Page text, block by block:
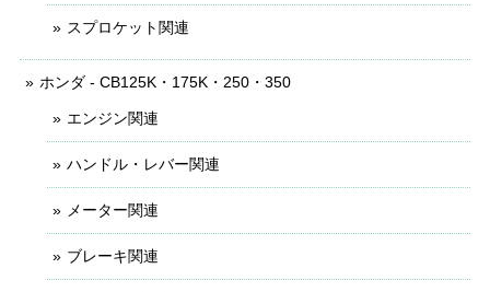
スプロケット関連
ホンダ - CB125K・175K・250・350
エンジン関連
ハンドル・レバー関連
メーター関連
ブレーキ関連